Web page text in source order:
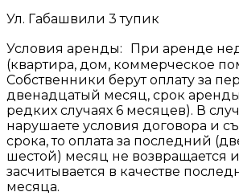
Ул. Габашвили 3 тупик
Условия аренды: При аренде
(квартира, дом, коммерческое
Собственники берут оплату за
двенадцатый месяц, срок аренды
редких случаях 6 месяцев). В
нарушаете условия договора и
срока, то оплата за последний
шестой) месяц не возвращается
засчитывается в качестве
месяца.